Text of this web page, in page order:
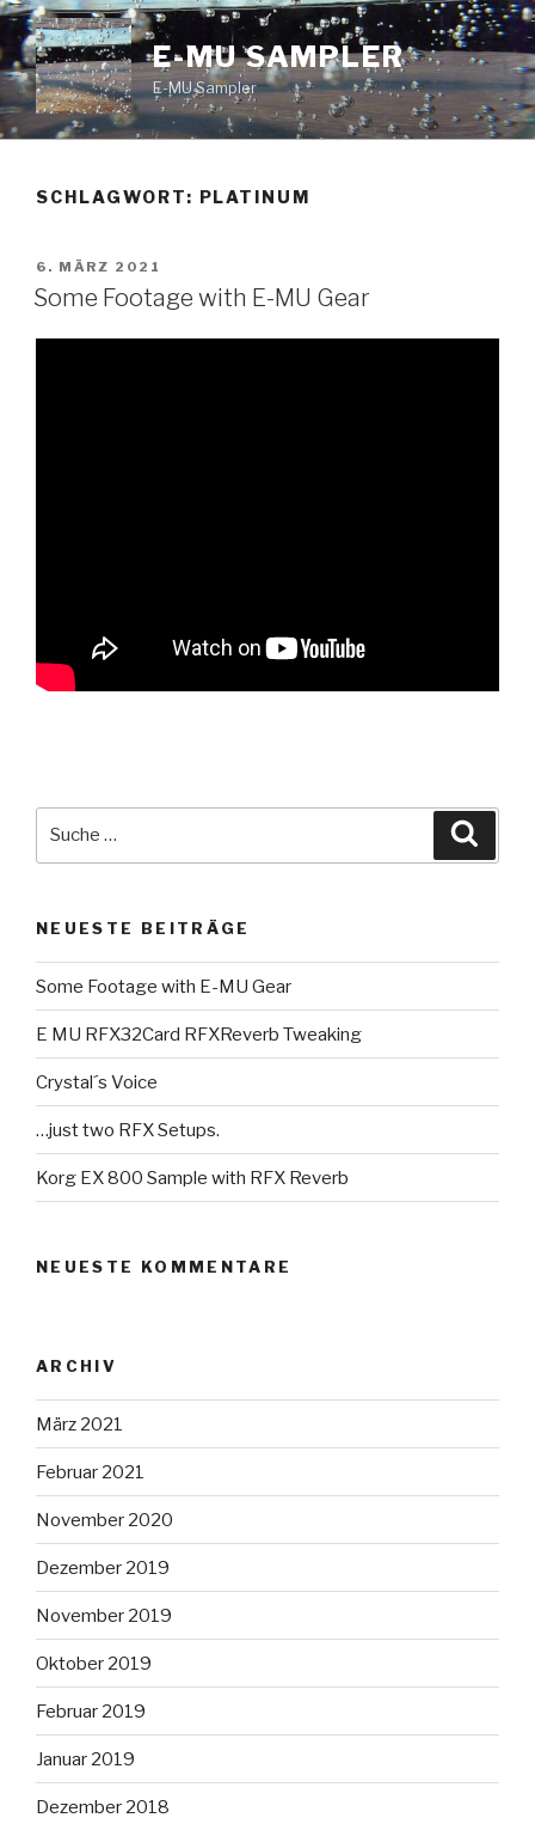
Zum
Inhalt
springen
E-MU SAMPLER
E-MU Sampler
SCHLAGWORT: PLATINUM
VERÖFFENTLICHT
AM
6. MÄRZ 2021
Some Footage with E-MU Gear
NEUESTE BEITRÄGE
Some Footage with E-MU Gear
E MU RFX32Card RFXReverb Tweaking
Crystal´s Voice
…just two RFX Setups.
Korg EX 800 Sample with RFX Reverb
NEUESTE KOMMENTARE
ARCHIV
März 2021
Februar 2021
November 2020
Dezember 2019
November 2019
Oktober 2019
Februar 2019
Januar 2019
Dezember 2018